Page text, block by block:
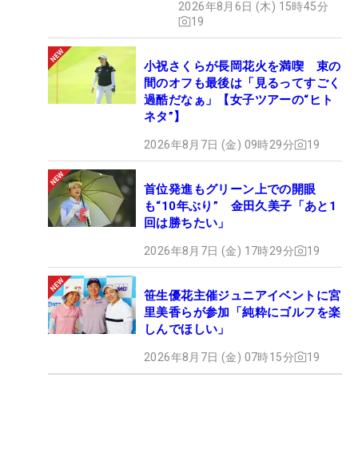
2026年8月6日 (木) 15時45分
19
小祝さくらが長岡花火を満喫 束の
間のオフも最後は「見るってすごく
過酷だなぁ」【女子ツアーの“ヒト
ネタ”】
2026年8月7日 (金) 09時29分 19
首位発進もグリーン上での開眼
も“10年ぶり” 金田久美子「あと1
回は勝ちたい」
2026年8月7日 (金) 17時29分 19
笹生優花主催ジュニアイベントに宮
里美香らが参加「純粋にゴルフを楽
しんでほしい」
2026年8月7日 (金) 07時15分 19